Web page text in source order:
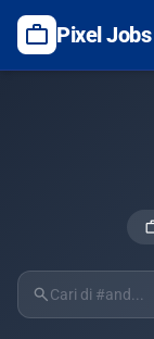
work Pixel Jobs
search